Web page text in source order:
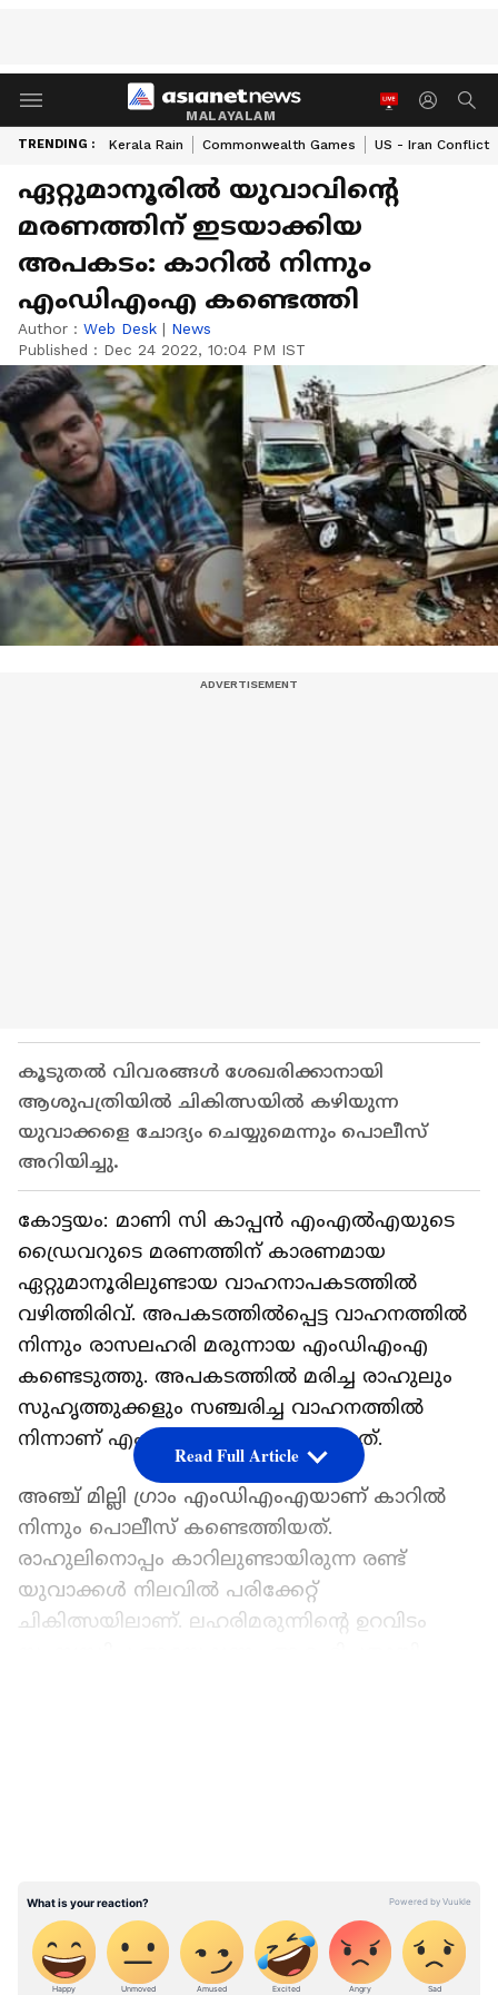
MALAYALAM
TRENDING : Kerala Rain Commonwealth Games US - Iran Conflict
ഏറ്റുമാനൂരിൽ യുവാവിൻ്റെ
മരണത്തിന് ഇടയാക്കിയ
അപകടം: കാറിൽ നിന്നും
എംഡിഎംഎ കണ്ടെത്തി
Author : Web Desk | News
Published : Dec 24 2022, 10:04 PM IST
കൂടുതൽ വിവരങ്ങൾ ശേഖരിക്കാനായി
ആശുപത്രിയിൽ ചികിത്സയിൽ കഴിയുന്ന
യുവാക്കളെ ചോദ്യം ചെയ്യുമെന്നും പൊലീസ്
അറിയിച്ചു.
കോട്ടയം: മാണി സി കാപ്പൻ എംഎൽഎയുടെ
ഡ്രൈവറുടെ മരണത്തിന് കാരണമായ
ഏറ്റുമാനൂരിലുണ്ടായ വാഹനാപകടത്തിൽ
വഴിത്തിരിവ്. അപകടത്തിൽപ്പെട്ട വാഹനത്തിൽ
നിന്നും രാസലഹരി മരുന്നായ എംഡിഎംഎ
കണ്ടെടുത്തു. അപകടത്തിൽ മരിച്ച രാഹുലും
സുഹൃത്തുക്കളും സഞ്ചരിച്ച വാഹനത്തിൽ
നിന്നാണ് എംഡിഎംഎ കണ്ടെടുത്തത്.
അഞ്ച് മില്ലി ഗ്രാം എംഡിഎംഎയാണ് കാറിൽ
നിന്നും പൊലീസ് കണ്ടെത്തിയത്.
രാഹുലിനൊപ്പം കാറിലുണ്ടായിരുന്ന രണ്ട്
യുവാക്കൾ നിലവിൽ പരിക്കേറ്റ്
ചികിത്സയിലാണ്. ലഹരിമരുന്നിൻ്റെ ഉറവിടം
ഒരു കേസ് കൂടി പൊലീസ് രജിസ്റ്റർ
ചെയ്തിട്ടുണ്ട്. മയക്കുമരുന്ന് കാറിൽ നിന്നും
കിട്ടിയ സംഭവം ഒതുക്കി തീർക്കാൻ ലോക്കൽ
പൊലീസ് ശ്രമിച്ചെന്നും പിന്നീട് രഹസ്യവിവരം
Read Full Article